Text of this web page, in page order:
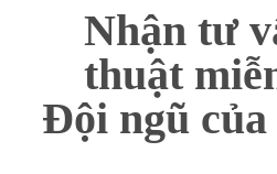
Nhận tư
thuật
Đội ngũ